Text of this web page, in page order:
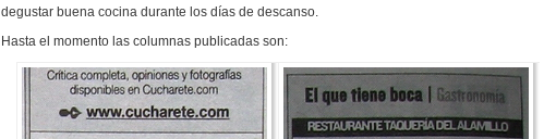
degustar buena cocina durante los días de descanso.
Hasta el momento las columnas publicadas son: